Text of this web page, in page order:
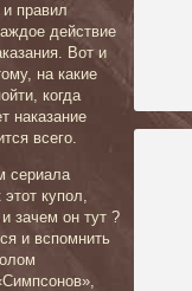
правил
действие
Вот и
на какие
когда
наказание
всего.
сериала
этот купол,
зачем он тут ?
и вспомнить